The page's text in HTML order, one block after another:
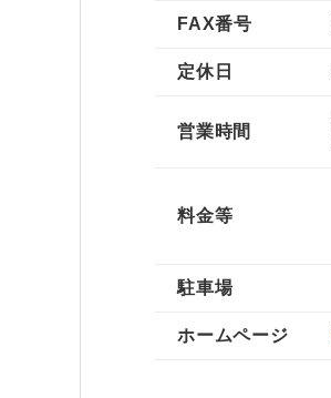
FAX番号
定休日
営業時間
料金等
駐車場
ホームページ